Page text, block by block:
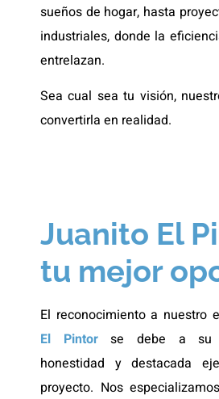
sueños de hogar, hasta
industriales, donde la
entrelazan.
Sea cual sea tu visión,
convertirla en realidad.
Juanito El
tu mejor
El reconocimiento a nuestro
El Pintorse debe a su
honestidad y destacada
proyecto. Nos